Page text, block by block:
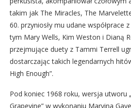
takim jak The Miracles, The
60. przyniosły mu udane współprace
tym Mary Wells, Kim Weston i Dianą
przejmujące duety z Tammi Terrell
dostarczając takich legendarnych
High Enough”.
Pod koniec 1968 roku, wersja utworu
Grapevine” w wykonaniu Marvina